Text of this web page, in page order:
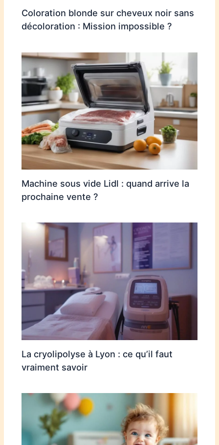
Coloration blonde sur cheveux noir sans
décoloration : Mission impossible ?
Machine sous vide Lidl : quand arrive la
prochaine vente ?
La cryolipolyse à Lyon : ce qu’il faut
vraiment savoir